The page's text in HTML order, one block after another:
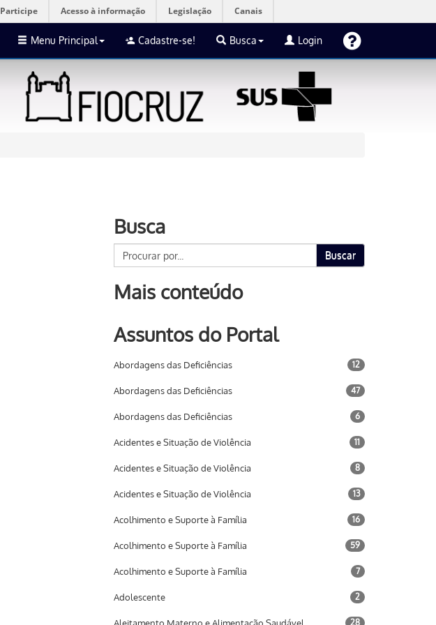
Participe Acesso à informação Legislação Canais
Menu Principal Cadastre-se! Busca Login
Busca
Buscar
Mais conteúdo
Assuntos do Portal
Abordagens das Deficiências 12
Abordagens das Deficiências 47
Abordagens das Deficiências 6
Acidentes e Situação de Violência 11
Acidentes e Situação de Violência 8
Acidentes e Situação de Violência 13
Acolhimento e Suporte à Família 16
Acolhimento e Suporte à Família 59
Acolhimento e Suporte à Família 7
Adolescente 2
28